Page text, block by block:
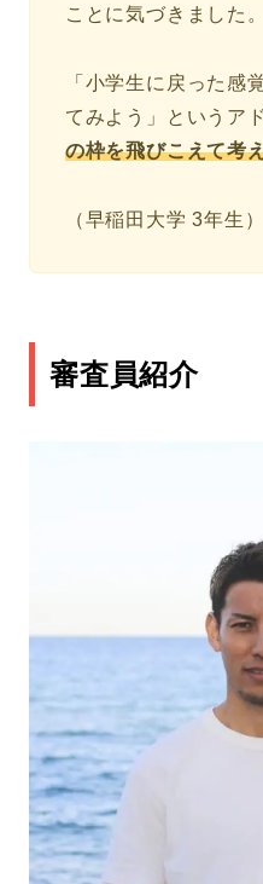
ことに気づきました。
「小学生に戻った感
てみよう」というア
の枠を飛びこえて考
（早稲田大学 3年生）
審査員紹介